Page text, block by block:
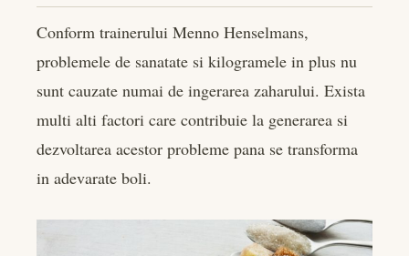
Conform trainerului Menno Henselmans,
problemele de sanatate si kilogramele in plus nu
sunt cauzate numai de ingerarea zaharului. Exista
multi alti factori care contribuie la generarea si
dezvoltarea acestor probleme pana se transforma
in adevarate boli.